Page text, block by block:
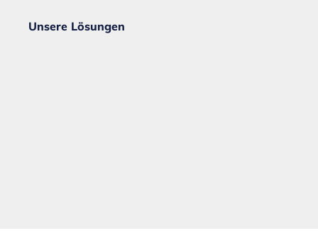
Unsere Lösungen